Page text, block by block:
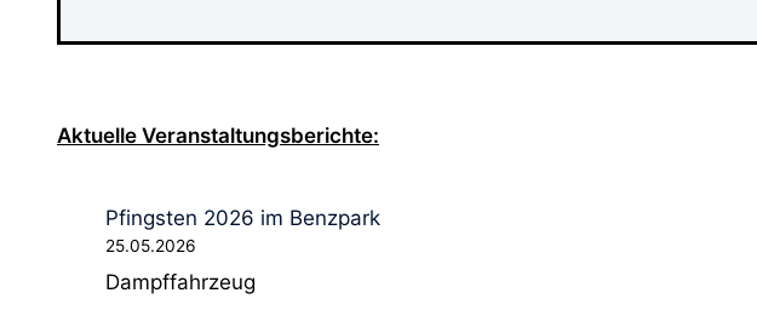
Aktuelle Veranstaltungsberichte:
Pfingsten 2026 im Benzpark
25.05.2026
Dampffahrzeug